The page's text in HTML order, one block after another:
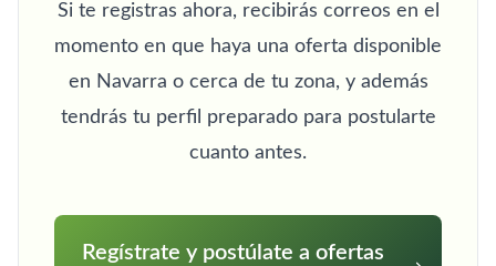
Si te registras ahora, recibirás correos en el
momento en que haya una oferta disponible
en Navarra o cerca de tu zona, y además
tendrás tu perfil preparado para postularte
cuanto antes.
Regístrate y postúlate a ofertas